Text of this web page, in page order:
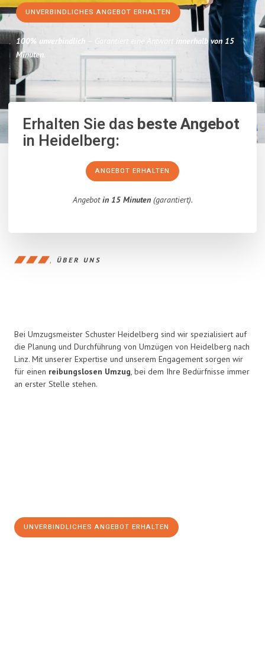
UNVERBINDLICHES ANGEBOT ERHALTEN
100% unverbindlich – Garantiert eine Antwort innerhalb von 15
Minuten.
Erhalten Sie dasbeste Angebot
in Heidelberg:
ANGEBOT ERHALTEN
Angebotin 15 Minuten(garantiert).
ÜBER UNS
Bei Umzugsmeister Schuster Heidelberg sind wir spezialisiert auf
die Planung und Durchführung von Umzügen von Heidelberg nach
Linz. Mit unserer Expertise und unserem Engagement sorgen wir
für einen reibungslosen Umzug, bei dem Ihre Bedürfnisse immer
an erster Stelle stehen.
UNVERBINDLICHES ANGEBOT ERHALTEN